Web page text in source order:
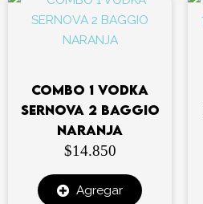
COMBO 1 VODKA
SERNOVA 2 BAGGIO
NARANJA
$14.850
Agregar